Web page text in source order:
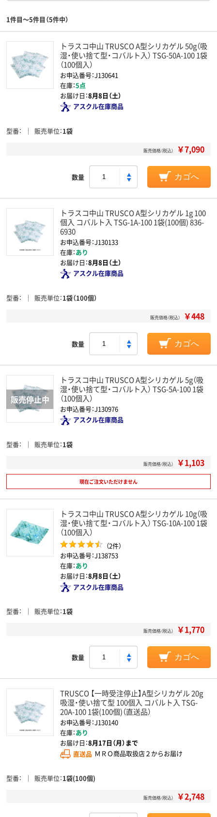
1件目～5件目（5件中）
トラスコ中山 TRUSCO A型シリカゲル 50g（吸
湿・使い捨て型・コバルト入） TSG-50A-100 1袋
（100個入）
お申込番号：J130641
在庫：5点
お届け日：8月8日（土）
アスクル在庫商品
型番 販売単位 1袋
販売価格（税込） ￥7,090
数量 カゴへ
トラスコ中山 TRUSCO A型シリカゲル 1g 100
個入 コバルト入 TSG-1A-100 1袋(100個) 836-
6930
お申込番号：J130133
在庫：あり
お届け日：8月8日（土）
アスクル在庫商品
型番 販売単位 1袋（100個）
販売価格（税込） ￥448
数量 カゴへ
トラスコ中山 TRUSCO A型シリカゲル 5g（吸
湿・使い捨て型・コバルト入） TSG-5A-100 1袋
（100個入）
お申込番号：J130976
アスクル在庫商品
型番 販売単位 1袋
販売価格（税込） ￥1,103
現在ご注文いただけません
トラスコ中山 TRUSCO A型シリカゲル 10g（吸
湿・使い捨て型・コバルト入） TSG-10A-100 1袋
（100個入）
（2件）
お申込番号：J138753
在庫：あり
お届け日：8月8日（土）
アスクル在庫商品
型番 販売単位 1袋
販売価格（税込） ￥1,770
数量 カゴへ
TRUSCO 【一時受注停止】A型シリカゲル 20g
吸湿・使い捨て型 100個入 コバルト入 TSG-
20A-100 1袋(100個)（直送品）
お申込番号：J130140
在庫：あり
お届け日：8月17日（月）まで
直送品 ＭＲＯ商品取扱店２からお届け
型番 販売単位 1袋(100個)
販売価格（税込） ￥2,748